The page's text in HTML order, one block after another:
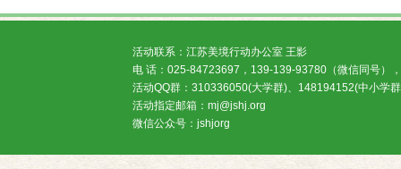
活动联系：江苏美境行动办公室 王影
电 话：025-84723697，139-139-93780（微信同号）
活动QQ群：310336050(大学群)、148194152(中小学
活动指定邮箱：mj@jshj.org
微信公众号：jshjorg